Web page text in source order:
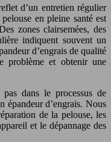
d’un entretien régulier
en pleine santé est
zones clairsemées, des
indiquent souvent un
d’engrais de qualité
problème et obtenir une
dans le processus de
épandeur d’engrais. Nous
de la pelouse, les
et le dépannage des